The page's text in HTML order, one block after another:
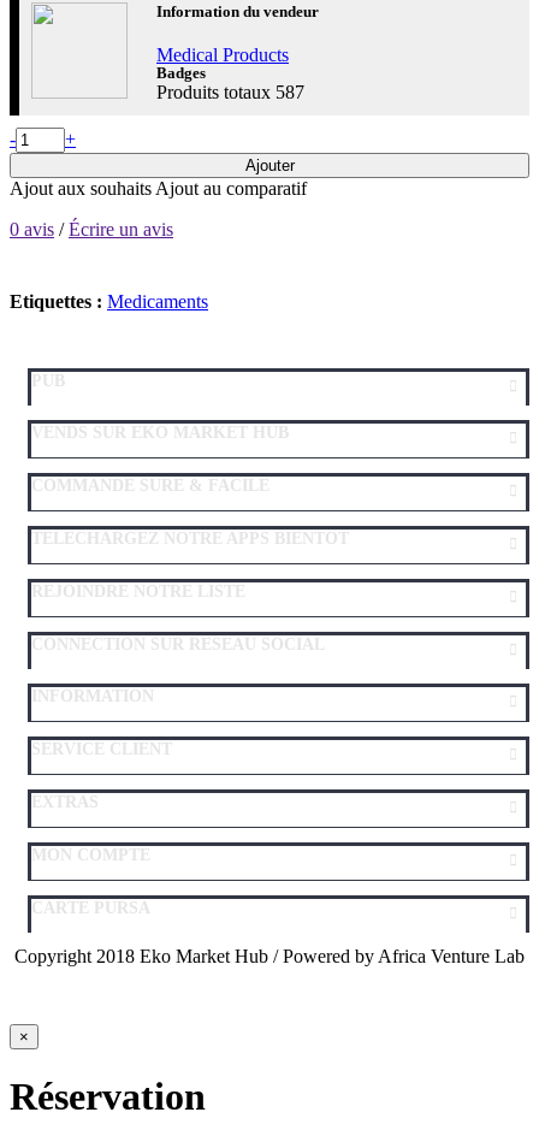
Information du vendeur
Medical Products
Badges
Produits totaux 587
- +
Ajouter
Ajout aux souhaits Ajout au comparatif
0 avis /Écrire un avis
Etiquettes : Medicaments
PUB
VENDS SUR EKO MARKET HUB
COMMANDE SURE & FACILE
TELECHARGEZ NOTRE APPS BIENTOT
REJOINDRE NOTRE LISTE
CONNECTION SUR RESEAU SOCIAL
INFORMATION
SERVICE CLIENT
EXTRAS
MON COMPTE
CARTE PURSA
Copyright 2018 Eko Market Hub / Powered by Africa Venture Lab
×
Réservation